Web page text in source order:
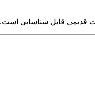
قدیمی قابل شناسایی است.